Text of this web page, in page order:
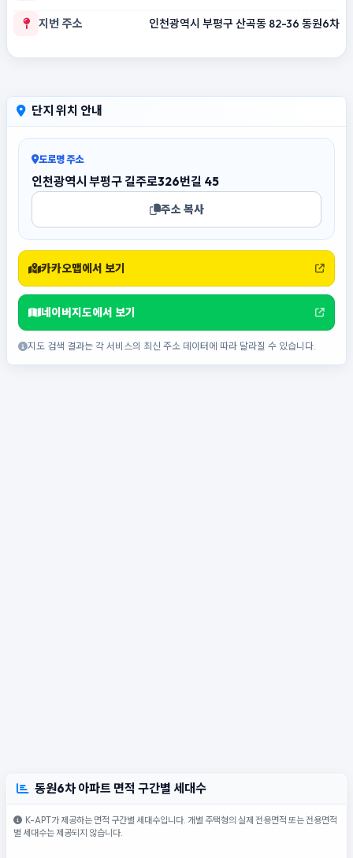
지번 주소 인천광역시 부평구 산곡동 82-36 동원6차
단지 위치 안내
도로명 주소
인천광역시 부평구 길주로326번길 45
주소 복사
카카오맵에서 보기
네이버지도에서 보기
지도 검색 결과는 각 서비스의 최신 주소 데이터에 따라 달라질 수 있습니다.
동원6차 아파트 면적 구간별 세대수
K-APT가 제공하는 면적 구간별 세대수입니다. 개별 주택형의 실제 전용면적 또는 전용면적
별 세대수는 제공되지 않습니다.